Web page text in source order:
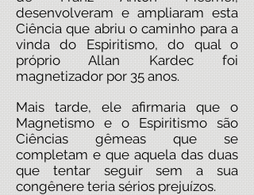
desenvolveram e ampliaram esta
Ciência que abriu o caminho para a
vinda do Espiritismo, do qual o
próprio Allan Kardec foi
magnetizador por 35 anos.
Mais tarde, ele afirmaria que o
Magnetismo e o Espiritismo são
Ciências gêmeas que se
completam e que aquela das duas
que tentar seguir sem a sua
congênere teria sérios prejuízos.